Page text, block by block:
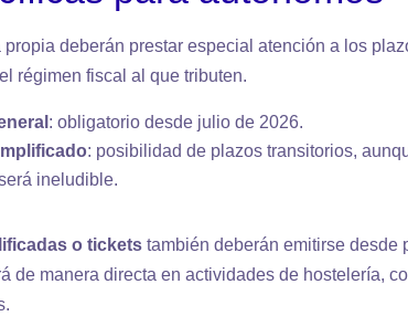
propia deberán prestar especial atención a los
régimen fiscal al que tributen.
: obligatorio desde julio de 2026.
: posibilidad de plazos transitorios,
ineludible.
o tickets también deberán emitirse desde
de manera directa en actividades de hostelería,